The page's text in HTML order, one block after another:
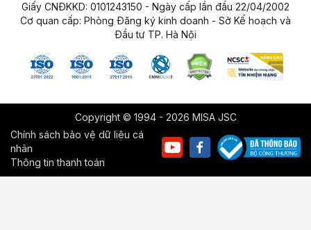
Giấy CNĐKKD: 0101243150 - Ngày cấp lần đầu 22/04/2002
Cơ quan cấp: Phòng Đăng ký kinh doanh - Sở Kế hoạch và
Đầu tư TP. Hà Nội
Copyright © 1994 - 2026 MISA JSC
Chính sách bảo vệ dữ liệu cá
nhân
Thông tin thanh toán